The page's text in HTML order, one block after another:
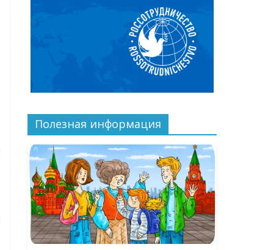
Полезная информация